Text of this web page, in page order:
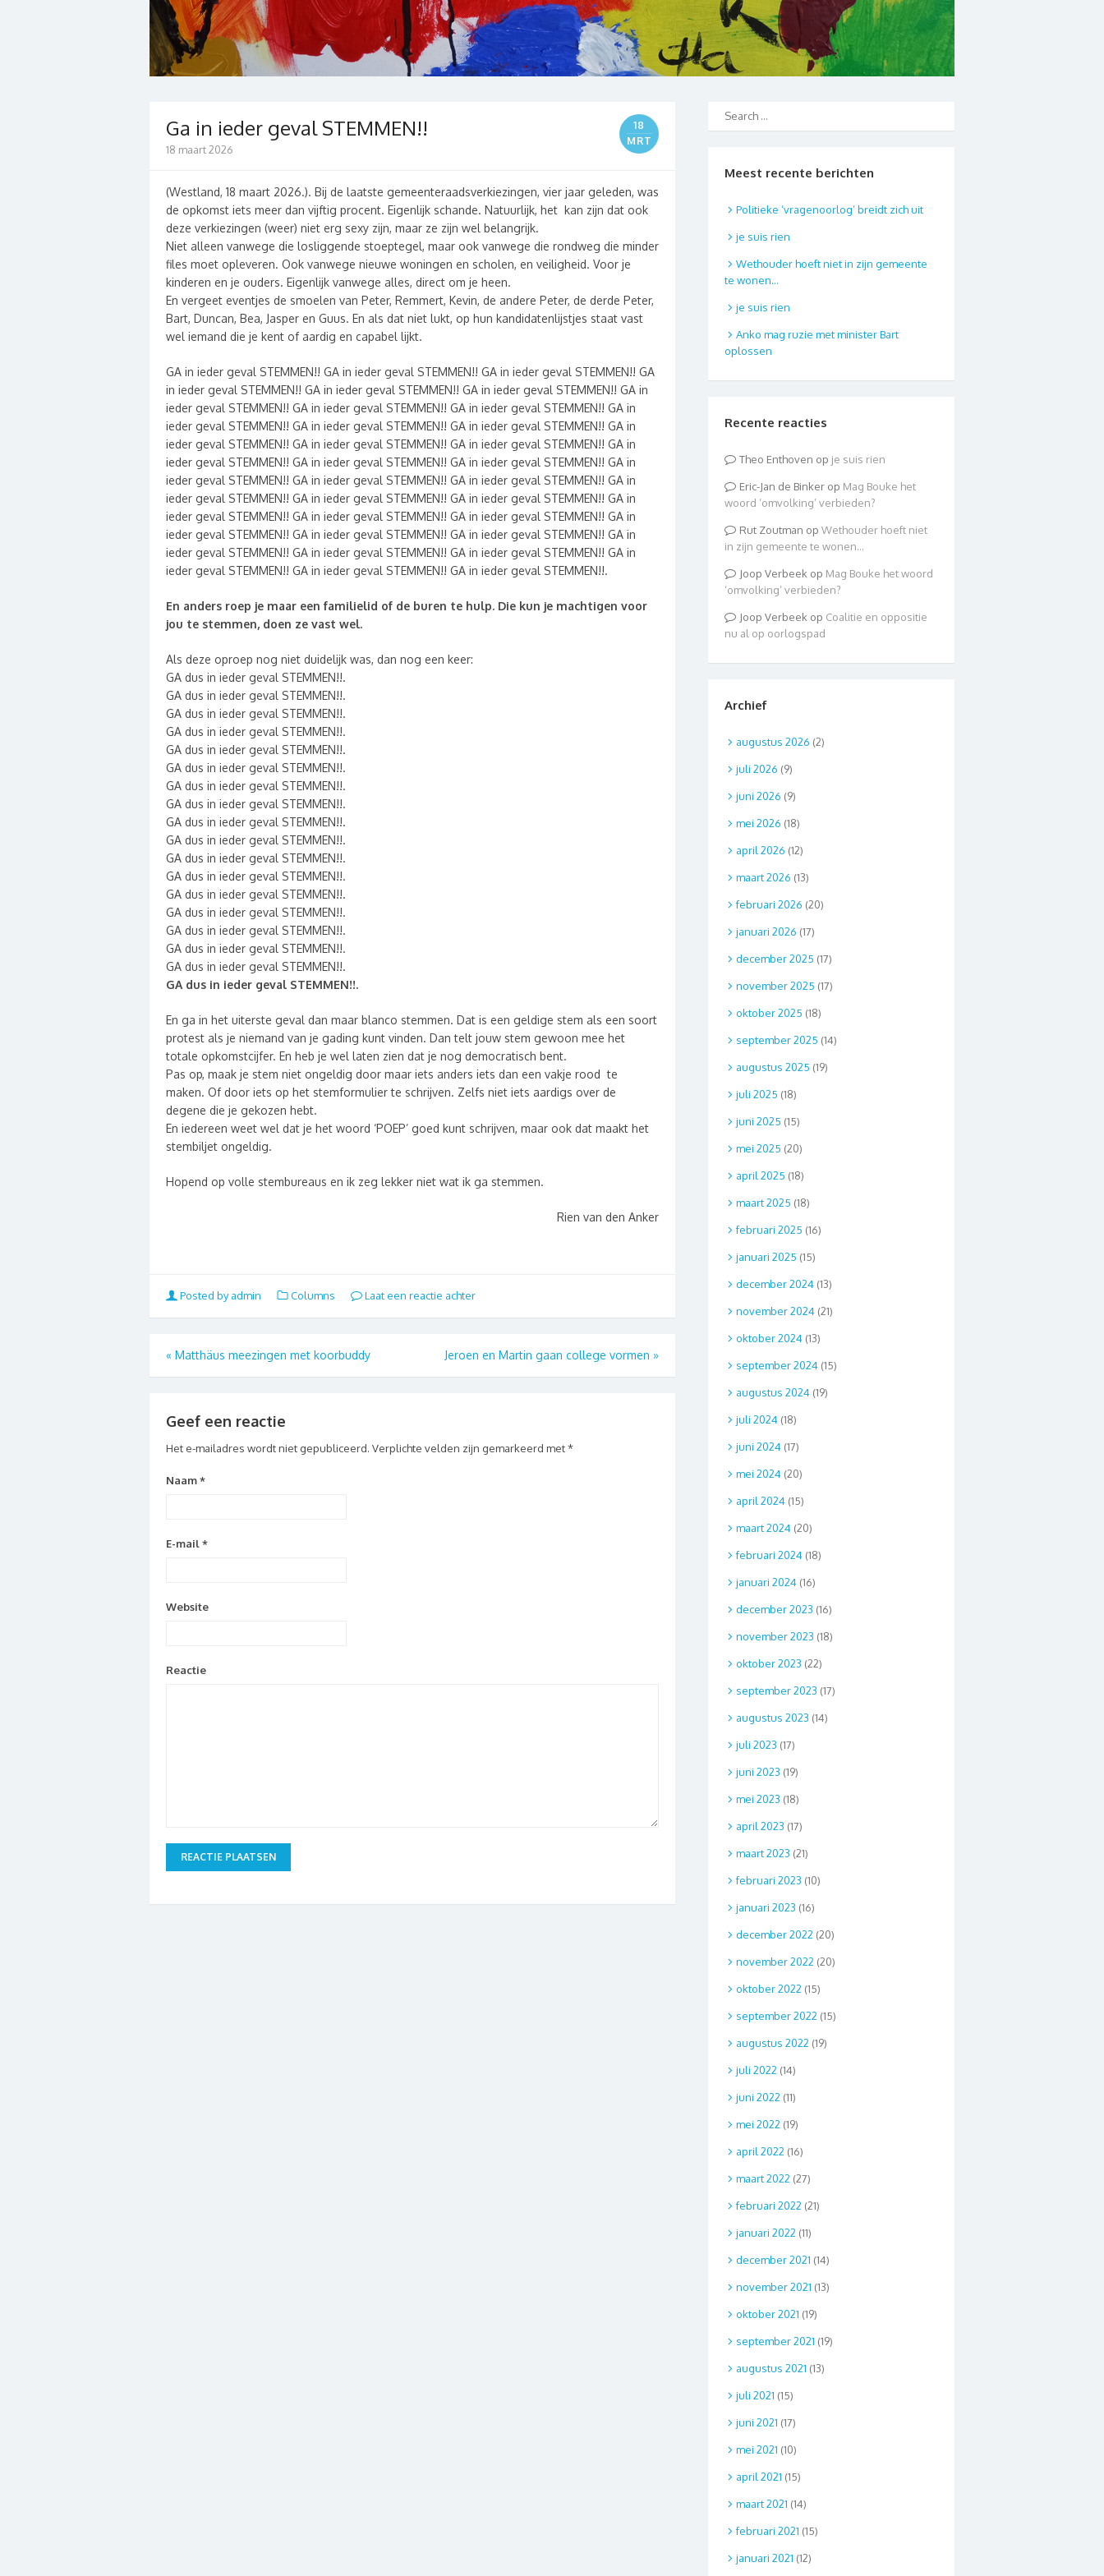
Ga in ieder geval STEMMEN!!
18
MRT
18 maart 2026
(Westland, 18 maart 2026.). Bij de laatste gemeenteraadsverkiezingen, vier jaar geleden, was
de opkomst iets meer dan vijftig procent. Eigenlijk schande. Natuurlijk, het kan zijn dat ook
deze verkiezingen (weer) niet erg sexy zijn, maar ze zijn wel belangrijk.
Niet alleen vanwege die losliggende stoeptegel, maar ook vanwege die rondweg die minder
files moet opleveren. Ook vanwege nieuwe woningen en scholen, en veiligheid. Voor je
kinderen en je ouders. Eigenlijk vanwege alles, direct om je heen.
En vergeet eventjes de smoelen van Peter, Remmert, Kevin, de andere Peter, de derde Peter,
Bart, Duncan, Bea, Jasper en Guus. En als dat niet lukt, op hun kandidatenlijstjes staat vast
wel iemand die je kent of aardig en capabel lijkt.
GA in ieder geval STEMMEN!! GA in ieder geval STEMMEN!! GA in ieder geval STEMMEN!! GA
in ieder geval STEMMEN!! GA in ieder geval STEMMEN!! GA in ieder geval STEMMEN!! GA in
ieder geval STEMMEN!! GA in ieder geval STEMMEN!! GA in ieder geval STEMMEN!! GA in
ieder geval STEMMEN!! GA in ieder geval STEMMEN!! GA in ieder geval STEMMEN!! GA in
ieder geval STEMMEN!! GA in ieder geval STEMMEN!! GA in ieder geval STEMMEN!! GA in
ieder geval STEMMEN!! GA in ieder geval STEMMEN!! GA in ieder geval STEMMEN!! GA in
ieder geval STEMMEN!! GA in ieder geval STEMMEN!! GA in ieder geval STEMMEN!! GA in
ieder geval STEMMEN!! GA in ieder geval STEMMEN!! GA in ieder geval STEMMEN!! GA in
ieder geval STEMMEN!! GA in ieder geval STEMMEN!! GA in ieder geval STEMMEN!! GA in
ieder geval STEMMEN!! GA in ieder geval STEMMEN!! GA in ieder geval STEMMEN!! GA in
ieder geval STEMMEN!! GA in ieder geval STEMMEN!! GA in ieder geval STEMMEN!! GA in
ieder geval STEMMEN!! GA in ieder geval STEMMEN!! GA in ieder geval STEMMEN!!.
En anders roep je maar een familielid of de buren te hulp. Die kun je machtigen voor
jou te stemmen, doen ze vast wel.
Als deze oproep nog niet duidelijk was, dan nog een keer:
GA dus in ieder geval STEMMEN!!.
GA dus in ieder geval STEMMEN!!.
GA dus in ieder geval STEMMEN!!.
GA dus in ieder geval STEMMEN!!.
GA dus in ieder geval STEMMEN!!.
GA dus in ieder geval STEMMEN!!.
GA dus in ieder geval STEMMEN!!.
GA dus in ieder geval STEMMEN!!.
GA dus in ieder geval STEMMEN!!.
GA dus in ieder geval STEMMEN!!.
GA dus in ieder geval STEMMEN!!.
GA dus in ieder geval STEMMEN!!.
GA dus in ieder geval STEMMEN!!.
GA dus in ieder geval STEMMEN!!.
GA dus in ieder geval STEMMEN!!.
GA dus in ieder geval STEMMEN!!.
GA dus in ieder geval STEMMEN!!.
GA dus in ieder geval STEMMEN!!.
En ga in het uiterste geval dan maar blanco stemmen. Dat is een geldige stem als een soort
protest als je niemand van je gading kunt vinden. Dan telt jouw stem gewoon mee het
totale opkomstcijfer. En heb je wel laten zien dat je nog democratisch bent.
Pas op, maak je stem niet ongeldig door maar iets anders iets dan een vakje rood te
maken. Of door iets op het stemformulier te schrijven. Zelfs niet iets aardigs over de
degene die je gekozen hebt.
En iedereen weet wel dat je het woord ‘POEP’ goed kunt schrijven, maar ook dat maakt het
stembiljet ongeldig.
Hopend op volle stembureaus en ik zeg lekker niet wat ik ga stemmen.
Rien van den Anker
Posted by admin Columns Laat een reactie achter
« Matthäus meezingen met koorbuddy Jeroen en Martin gaan college vormen »
Geef een reactie
Het e-mailadres wordt niet gepubliceerd. Verplichte velden zijn gemarkeerd met*
Naam*
E-mail*
Website
Reactie
Meest recente berichten
Politieke ‘vragenoorlog’ breidt zich uit
je suis rien
Wethouder hoeft niet in zijn gemeente
te wonen…
je suis rien
Anko mag ruzie met minister Bart
oplossen
Recente reacties
Theo Enthoven op je suis rien
Eric-Jan de Binkerop Mag Bouke het
woord ‘omvolking’ verbieden?
Rut Zoutman op Wethouder hoeft niet
in zijn gemeente te wonen…
Joop Verbeek op Mag Bouke het woord
‘omvolking’ verbieden?
Joop Verbeek op Coalitie en oppositie
nu al op oorlogspad
Archief
augustus 2026 (2)
juli 2026 (9)
juni 2026 (9)
mei 2026 (18)
april 2026 (12)
maart 2026 (13)
februari 2026 (20)
januari 2026 (17)
december 2025 (17)
november 2025 (17)
oktober 2025 (18)
september 2025 (14)
augustus 2025 (19)
juli 2025 (18)
juni 2025 (15)
mei 2025 (20)
april 2025 (18)
maart 2025 (18)
februari 2025 (16)
januari 2025 (15)
december 2024 (13)
november 2024 (21)
oktober 2024 (13)
september 2024 (15)
augustus 2024 (19)
juli 2024 (18)
juni 2024 (17)
mei 2024 (20)
april 2024 (15)
maart 2024 (20)
februari 2024 (18)
januari 2024 (16)
december 2023 (16)
november 2023 (18)
oktober 2023 (22)
september 2023 (17)
augustus 2023 (14)
juli 2023 (17)
juni 2023 (19)
mei 2023 (18)
april 2023 (17)
maart 2023 (21)
februari 2023 (10)
januari 2023 (16)
december 2022 (20)
november 2022 (20)
oktober 2022 (15)
september 2022 (15)
augustus 2022 (19)
juli 2022 (14)
juni 2022 (11)
mei 2022 (19)
april 2022 (16)
maart 2022 (27)
februari 2022 (21)
januari 2022 (11)
december 2021 (14)
november 2021 (13)
oktober 2021 (19)
september 2021 (19)
augustus 2021 (13)
juli 2021 (15)
juni 2021 (17)
mei 2021 (10)
april 2021 (15)
maart 2021 (14)
februari 2021 (15)
januari 2021 (12)